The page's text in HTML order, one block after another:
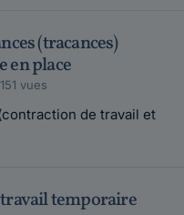
(tracances)
en place
vues
de travail et
temporaire